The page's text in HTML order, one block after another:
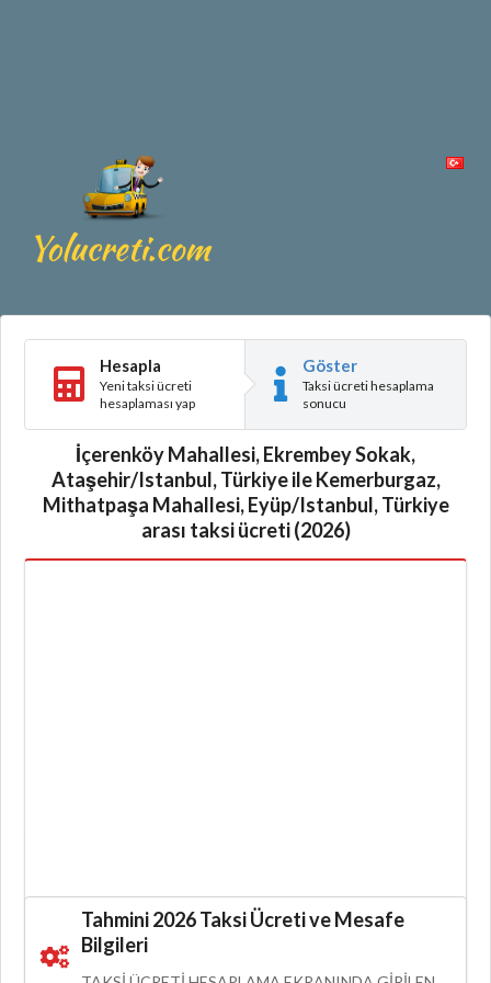
Hesapla
Yeni taksi ücreti
hesaplaması yap
Göster
Taksi ücreti hesaplama
sonucu
İçerenköy Mahallesi, Ekrembey Sokak,
Ataşehir/Istanbul, Türkiye ile Kemerburgaz,
Mithatpaşa Mahallesi, Eyüp/Istanbul, Türkiye
arası taksi ücreti (2026)
Tahmini 2026 Taksi Ücreti ve Mesafe
Bilgileri